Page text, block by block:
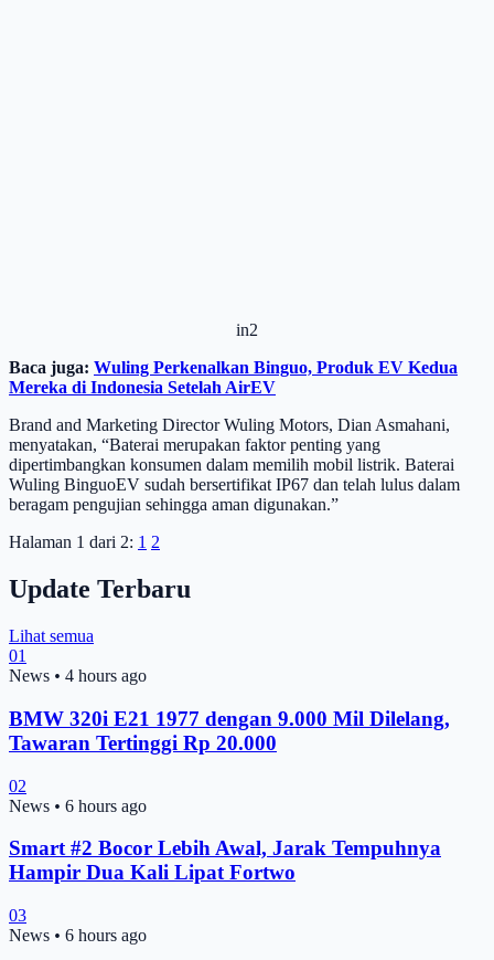
in2
Baca juga: Wuling Perkenalkan Binguo, Produk EV Kedua
Mereka di Indonesia Setelah AirEV
Brand and Marketing Director Wuling Motors, Dian Asmahani,
menyatakan, “Baterai merupakan faktor penting yang
dipertimbangkan konsumen dalam memilih mobil listrik. Baterai
Wuling BinguoEV sudah bersertifikat IP67 dan telah lulus dalam
beragam pengujian sehingga aman digunakan.”
Halaman 1 dari 2: 1 2
Update Terbaru
Lihat semua
01
News • 4 hours ago
BMW 320i E21 1977 dengan 9.000 Mil Dilelang,
Tawaran Tertinggi Rp 20.000
02
News • 6 hours ago
Smart #2 Bocor Lebih Awal, Jarak Tempuhnya
Hampir Dua Kali Lipat Fortwo
03
News • 6 hours ago